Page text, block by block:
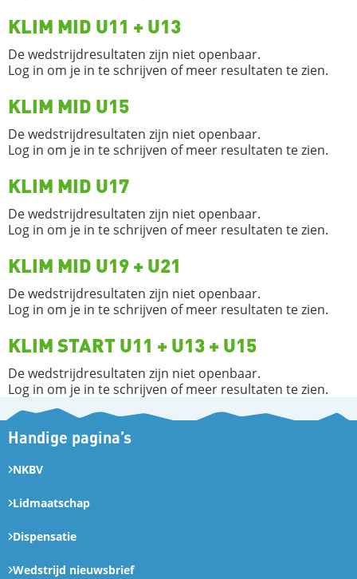
KLIM MID U11 + U13
De wedstrijdresultaten zijn niet openbaar.
Log in om je in te schrijven of meer resultaten te zien.
KLIM MID U15
De wedstrijdresultaten zijn niet openbaar.
Log in om je in te schrijven of meer resultaten te zien.
KLIM MID U17
De wedstrijdresultaten zijn niet openbaar.
Log in om je in te schrijven of meer resultaten te zien.
KLIM MID U19 + U21
De wedstrijdresultaten zijn niet openbaar.
Log in om je in te schrijven of meer resultaten te zien.
KLIM START U11 + U13 + U15
De wedstrijdresultaten zijn niet openbaar.
Log in om je in te schrijven of meer resultaten te zien.
Handige pagina’s
NKBV
Lidmaatschap
Dispensatie
Wedstrijd nieuwsbrief